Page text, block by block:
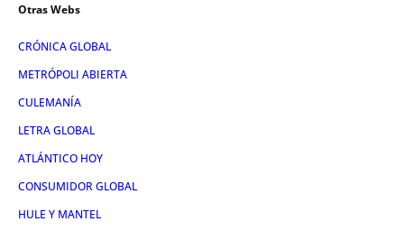
Otras Webs
CRÓNICA GLOBAL
METRÓPOLI ABIERTA
CULEMANÍA
LETRA GLOBAL
ATLÁNTICO HOY
CONSUMIDOR GLOBAL
HULE Y MANTEL